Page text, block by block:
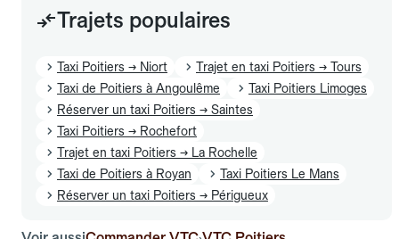
Trajets populaires
Taxi Poitiers → Niort
Trajet en taxi Poitiers → Tours
Taxi de Poitiers à Angoulême
Taxi Poitiers Limoges
Réserver un taxi Poitiers → Saintes
Taxi Poitiers → Rochefort
Trajet en taxi Poitiers → La Rochelle
Taxi de Poitiers à Royan
Taxi Poitiers Le Mans
Réserver un taxi Poitiers → Périgueux